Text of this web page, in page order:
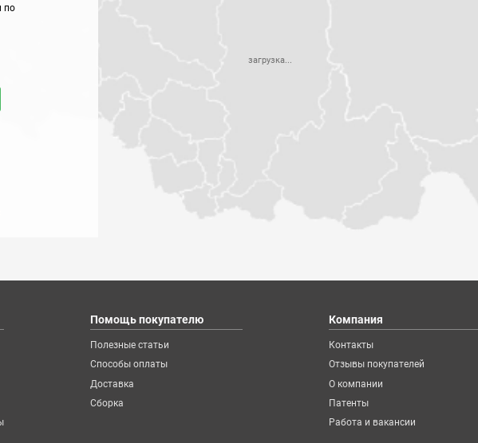
по
загрузка...
Помощь покупателю
Полезные статьи
Способы оплаты
Доставка
Сборка
Компания
Контакты
Отзывы покупателей
О компании
Патенты
Работа и вакансии